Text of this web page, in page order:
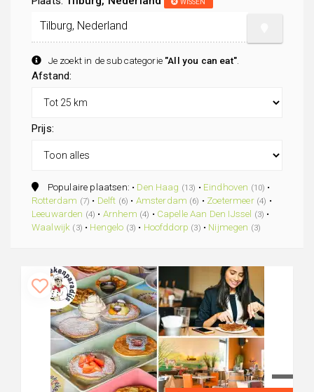
Je zoekt in de subcategorie "All you can eat".
Afstand:
Prijs:
Populaire plaatsen: • Den Haag (13) • Eindhoven (10) •
Rotterdam (7) • Delft (6) • Amsterdam (6) • Zoetermeer (4) •
Leeuwarden (4) • Arnhem (4) • Capelle Aan Den IJssel (3) •
Waalwijk (3) • Hengelo (3) • Hoofddorp (3) • Nijmegen (3)